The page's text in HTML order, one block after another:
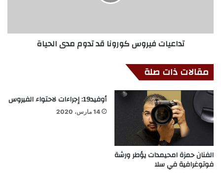
تداعيات فيروس كورونا قد تدوم مدى الحياة
مقالات ذات صلة
الفنان حمزة امحيمدات يؤطر ورشة
فوتوغرافية في سلا
أوفيد19: إجراءات لاحتواء الفيروس
14 مارس، 2020